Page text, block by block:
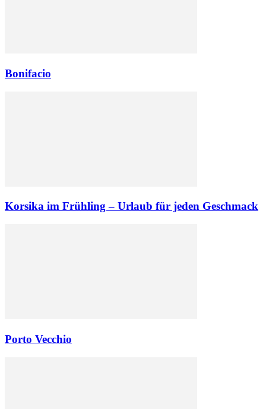
Bonifacio
Korsika im Frühling – Urlaub für jeden Geschmack
Porto Vecchio